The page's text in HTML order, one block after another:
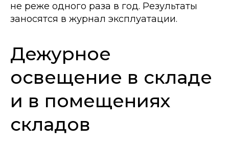
не реже одного раза в год. Результаты
заносятся в журнал эксплуатации.
Дежурное
освещение в складе
и в помещениях
складов